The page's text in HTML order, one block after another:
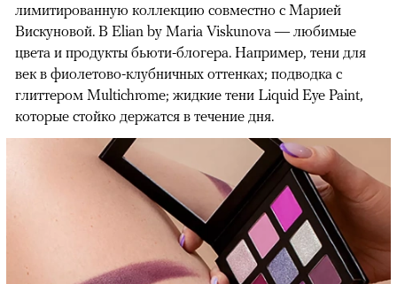
лимитированную коллекцию совместно с Марией
Вискуновой. В Elian by Maria Viskunova — любимые
цвета и продукты бьюти-блогера. Например, тени для
век в фиолетово-клубничных оттенках; подводка с
глиттером Multichrome; жидкие тени Liquid Eye Paint,
которые стойко держатся в течение дня.